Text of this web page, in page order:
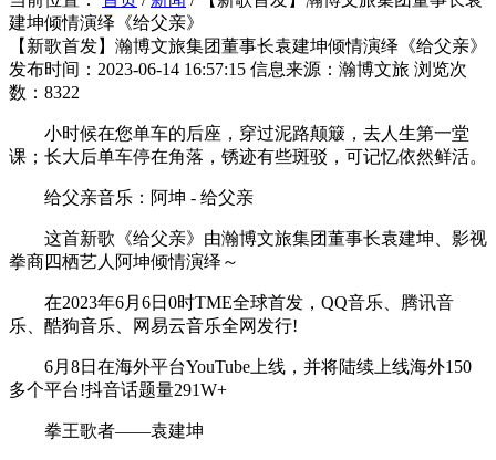
建坤倾情演绎《给父亲》
【新歌首发】瀚博文旅集团董事长袁建坤倾情演绎《给父亲》
发布时间：2023-06-14 16:57:15 信息来源：瀚博文旅 浏览次
数：8322
小时候在您单车的后座，穿过泥路颠簸，去人生第一堂
课；长大后单车停在角落，锈迹有些斑驳，可记忆依然鲜活。
给父亲音乐：阿坤 - 给父亲
这首新歌《给父亲》由瀚博文旅集团董事长袁建坤、影视
拳商四栖艺人阿坤倾情演绎～
在2023年6月6日0时TME全球首发，QQ音乐、腾讯音
乐、酷狗音乐、网易云音乐全网发行!
6月8日在海外平台YouTube上线，并将陆续上线海外150
多个平台!抖音话题量291W+
拳王歌者——袁建坤